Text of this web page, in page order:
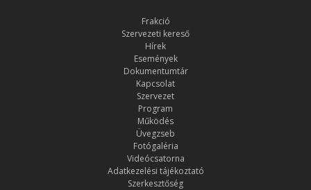
Frakció
Szervezeti kereső
Hírek
Események
Dokumentumtár
Kapcsolat
Szervezet
Program
Működés
Üvegzseb
Fotógaléria
Videócsatorna
Adatkezelési tájékoztató
Szerkesztőség